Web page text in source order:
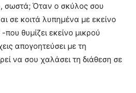
σωστά; Όταν ο σκύλος σου
σε κοιτά λυπημένα με εκείνο
θυμίζει εκείνο μικρού
απογοητεύσει με τη
να σου χαλάσει τη διάθεση σε